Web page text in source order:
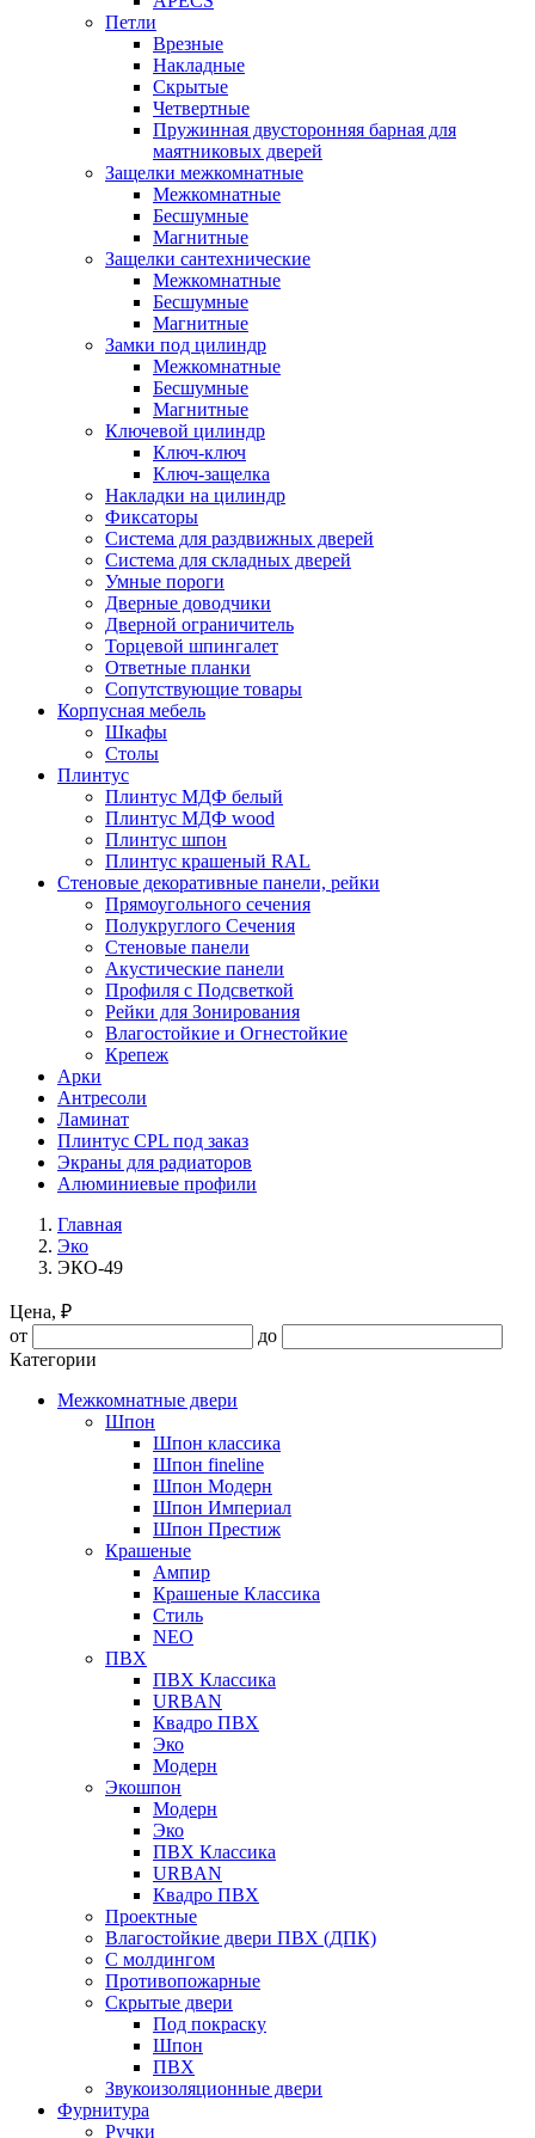
Петли
Врезные
Накладные
Скрытые
Четвертные
Пружинная двусторонняя барная для
маятниковых дверей
Защелки межкомнатные
Межкомнатные
Бесшумные
Магнитные
Защелки сантехнические
Межкомнатные
Бесшумные
Магнитные
Замки под цилиндр
Межкомнатные
Бесшумные
Магнитные
Ключевой цилиндр
Ключ-ключ
Ключ-защелка
Накладки на цилиндр
Фиксаторы
Система для раздвижных дверей
Система для складных дверей
Умные пороги
Дверные доводчики
Дверной ограничитель
Торцевой шпингалет
Ответные планки
Сопутствующие товары
Корпусная мебель
Шкафы
Столы
Плинтус
Плинтус МДФ белый
Плинтус МДФ wood
Плинтус шпон
Плинтус крашеный RAL
Стеновые декоративные панели, рейки
Прямоугольного сечения
Полукруглого Сечения
Стеновые панели
Акустические панели
Профиля с Подсветкой
Рейки для Зонирования
Влагостойкие и Огнестойкие
Крепеж
Арки
Антресоли
Ламинат
Плинтус CPL под заказ
Экраны для радиаторов
Алюминиевые профили
Главная
Эко
ЭКО-49
Цена, ₽
от
до
Категории
Межкомнатные двери
Шпон
Шпон классика
Шпон fineline
Шпон Модерн
Шпон Империал
Шпон Престиж
Крашеные
Ампир
Крашеные Классика
Стиль
NEO
ПВХ
ПВХ Классика
URBAN
Квадро ПВХ
Эко
Модерн
Экошпон
Модерн
Эко
ПВХ Классика
URBAN
Квадро ПВХ
Проектные
Влагостойкие двери ПВХ (ДПК)
С молдингом
Противопожарные
Скрытые двери
Под покраску
Шпон
ПВХ
Звукоизоляционные двери
Фурнитура
Ручки